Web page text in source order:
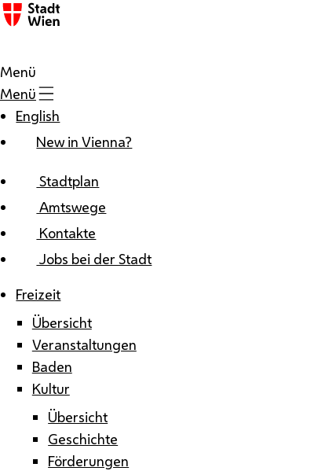
Zum Inhalt
Menü
Menü
English
New in Vienna?
Stadtplan
Amtswege
Kontakte
Jobs bei der Stadt
Freizeit
Übersicht
Veranstaltungen
Baden
Kultur
Übersicht
Geschichte
Förderungen